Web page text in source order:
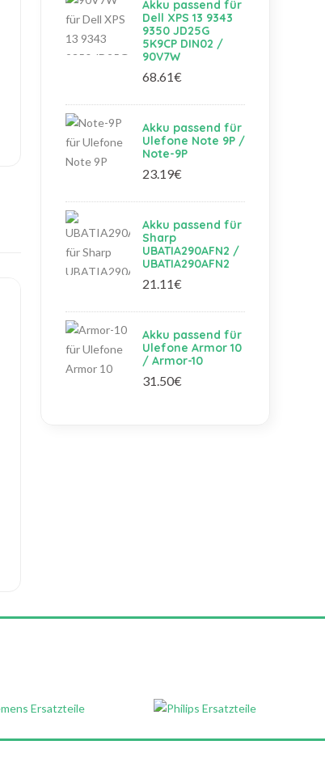
Akku passend für
Dell XPS 13 9343
9350 JD25G
5K9CP DIN02 /
90V7W
68.61€
Akku passend für
Ulefone Note 9P /
Note-9P
23.19€
Akku passend für
Sharp
UBATIA290AFN2 /
UBATIA290AFN2
21.11€
Akku passend für
Ulefone Armor 10
/ Armor-10
31.50€